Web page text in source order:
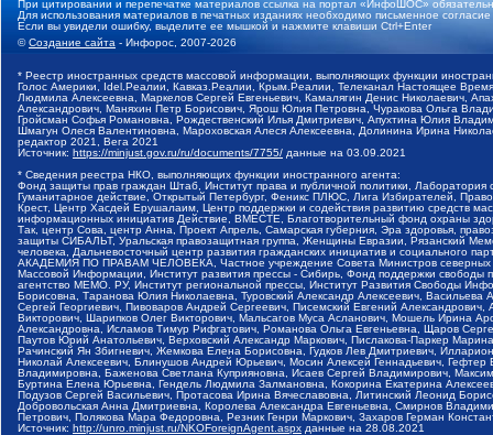
При цитировании и перепечатке материалов ссылка на портал «ИнфоШОС»
Для использования материалов в печатных изданиях необходимо письменное
Если вы увидели ошибку, выделите ее мышкой и нажмите клавиши Ctrl+Enter
©Создание сайта - Инфорос, 2007-2026
* Реестр иностранных средств массовой информации, выполняющих функции
Голос Америки, Idel.Реалии, Кавказ.Реалии, Крым.Реалии, Телеканал Настоящее
Людмила Алексеевна, Маркелов Сергей Евгеньевич, Камалягин Денис Николаевич,
Александрович, Маняхин Петр Борисович, Ярош Юлия Петровна, Чуракова Ольга
Гройсман Софья Романовна, Рождественский Илья Дмитриевич, Апухтина Юлия
Шмагун Олеся Валентиновна, Мароховская Алеся Алексеевна, Долинина Ирина
редактор 2021, Вега 2021
Источник: https://minjust.gov.ru/ru/documents/7755/ данные на 03.09.2021
* Сведения реестра НКО, выполняющих функции иностранного агента:
Фонд защиты прав граждан Штаб, Институт права и публичной политики,
Гуманитарное действие, Открытый Петербург, Феникс ПЛЮС, Лига Избирателей,
Крест, Центр Хасдей Ерушалаим, Центр поддержки и содействия развитию средств
информационных инициатив Действие, ВМЕСТЕ, Благотворительный фонд охраны
Так, центр Сова, центр Анна, Проект Апрель, Самарская губерния, Эра здоровья,
защиты СИБАЛЬТ, Уральская правозащитная группа, Женщины Евразии, Рязанский
человека, Дальневосточный центр развития гражданских инициатив и социального
АКАДЕМИЯ ПО ПРАВАМ ЧЕЛОВЕКА, Частное учреждение Совета Министров северных
Массовой Информации, Институт развития прессы - Сибирь, Фонд поддержки
агентство МЕМО. РУ, Институт региональной прессы, Институт Развития Свободы
Борисовна, Таранова Юлия Николаевна, Туровский Александр Алексеевич,
Сергей Георгиевич, Пивоваров Андрей Сергеевич, Писемский Евгений
Викторович, Шарипков Олег Викторович, Мальсагов Муса Асланович, Мошель Ирина
Александровна, Исламов Тимур Рифгатович, Романова Ольга Евгеньевна, Щаров
Паутов Юрий Анатольевич, Верховский Александр Маркович, Пислакова-Паркер
Рачинский Ян Збигневич, Жемкова Елена Борисовна, Гудков Лев Дмитриевич,
Николай Алексеевич, Блинушов Андрей Юрьевич, Мосин Алексей Геннадьевич,
Владимировна, Баженова Светлана Куприяновна, Исаев Сергей Владимирович,
Буртина Елена Юрьевна, Гендель Людмила Залмановна, Кокорина Екатерина
Подузов Сергей Васильевич, Протасова Ирина Вячеславовна, Литинский Леонид
Добровольская Анна Дмитриевна, Королева Александра Евгеньевна, Смирнов
Петрович, Полякова Мара Федоровна, Резник Генри Маркович, Захаров Герман
Источник: http://unro.minjust.ru/NKOForeignAgent.aspx данные на 28.08.2021